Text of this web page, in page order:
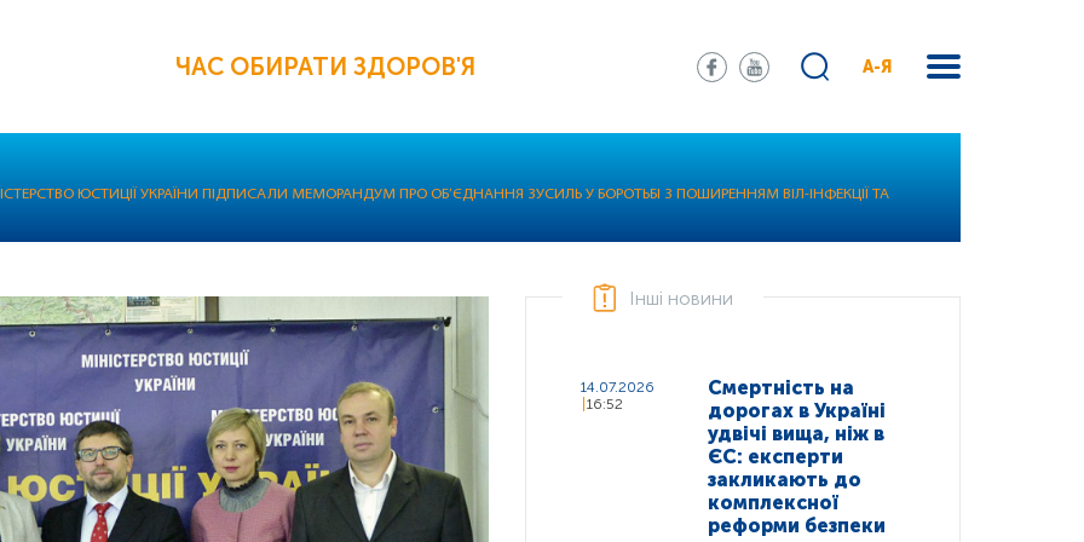
ЧАС ОБИРАТИ ЗДОРОВ'Я А-Я
ЮСТИЦІЇ УКРАЇНИ ПІДПИСАЛИ МЕМОРАНДУМ ПРО ОБ’ЄДНАННЯ ЗУСИЛЬ У БОРОТЬБІ З ПОШИРЕННЯМ ВІЛ-ІНФЕКЦІЇ ТА
Інші новини
14.07.2026
16:52
Смертність на
дорогах в Україні
удвічі вища, ніж в
ЄС: експерти
закликають до
комплексної
реформи безпеки